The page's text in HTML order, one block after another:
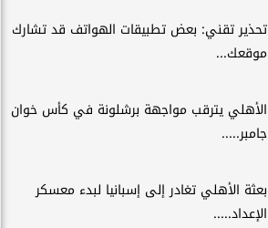
تحذير تقني: بعض تطبيقات الهواتف قد تشارك
موقعك...
الأهلي يترقب مواجهة برشلونة في كأس خوان
جامبر.....
بعثة الأهلي تغادر إلى إسبانيا لبدء معسكر
الإعداد.....